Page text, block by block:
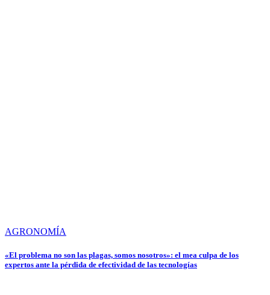
AGRONOMÍA
«El problema no son las plagas, somos nosotros»: el mea culpa de los
expertos ante la pérdida de efectividad de las tecnologías